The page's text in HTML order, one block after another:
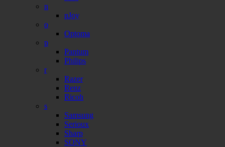
n
nJoy
o
Optoma
p
Pantum
Philips
r
Razer
Renz
Ricoh
s
Samsung
Serioux
Sharp
SONY